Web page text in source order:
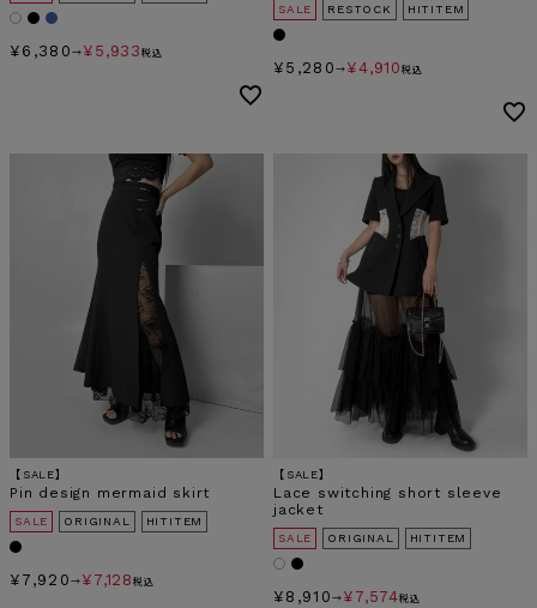
¥ 6,380 → ¥ 5,933 税込
SALE RESTOCK HITITEM
¥ 5,280 → ¥4,910 税込
【SALE】
Pin design mermaid skirt
SALE ORIGINAL HITITEM
¥ 7,920 → ¥ 7,128 税込
【SALE】
Lace switching short sleeve
jacket
SALE ORIGINAL HITITEM
¥ 8,910 → ¥ 7,574税込